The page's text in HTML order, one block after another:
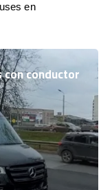
en
conductor